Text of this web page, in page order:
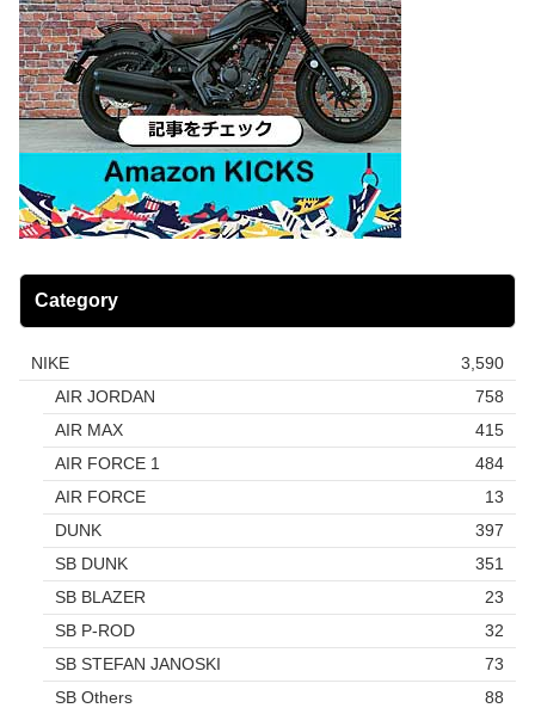
Category
NIKE
3,590
AIR JORDAN
758
AIR MAX
415
AIR FORCE 1
484
AIR FORCE
13
DUNK
397
SB DUNK
351
SB BLAZER
23
SB P-ROD
32
SB STEFAN JANOSKI
73
SB Others
88